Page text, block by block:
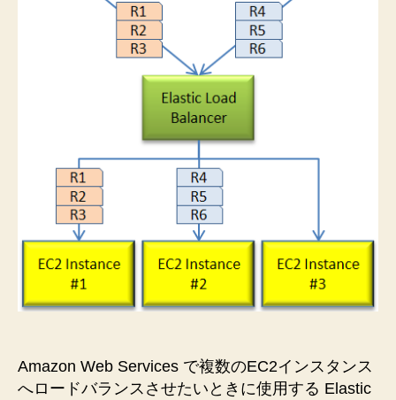
ー
が
利
用
に”
Amazon Web Services で複数のEC2インスタンス
へロードバランスさせたいときに使用する Elastic